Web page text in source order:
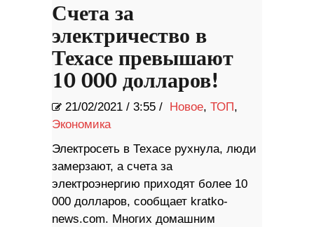
Счета за
электричество в
Техасе превышают
10 000 долларов!
21/02/2021 / 3:55 / Новое, ТОП,
Экономика
Электросеть в Техасе рухнула, люди
замерзают, а счета за
электроэнергию приходят более 10
000 долларов, сообщает kratko-
news.com. Многих домашним